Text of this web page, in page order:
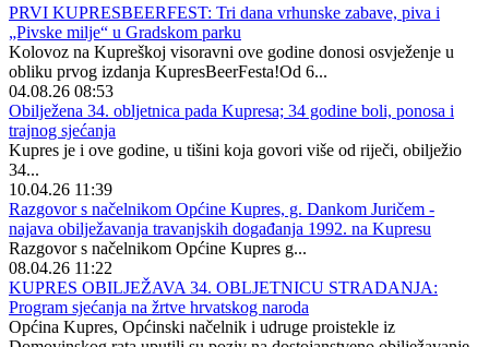
PRVI KUPRESBEERFEST: Tri dana vrhunske zabave, piva i
„Pivske milje“ u Gradskom parku
Kolovoz na Kupreškoj visoravni ove godine donosi osvježenje u
obliku prvog izdanja KupresBeerFesta!Od 6...
04.08.26 08:53
Obilježena 34. obljetnica pada Kupresa; 34 godine boli, ponosa i
trajnog sjećanja
Kupres je i ove godine, u tišini koja govori više od riječi, obilježio
34...
10.04.26 11:39
Razgovor s načelnikom Općine Kupres, g. Dankom Juričem -
najava obilježavanja travanjskih događanja 1992. na Kupresu
Razgovor s načelnikom Općine Kupres g...
08.04.26 11:22
KUPRES OBILJEŽAVA 34. OBLJETNICU STRADANJA:
Program sjećanja na žrtve hrvatskog naroda
Općina Kupres, Općinski načelnik i udruge proistekle iz